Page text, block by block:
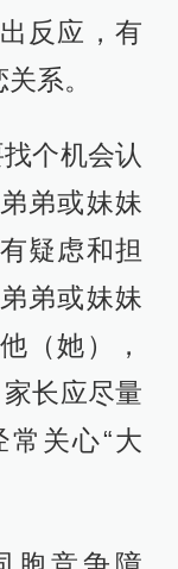
反应，有
系。
个机会认
弟或妹妹
疑虑和担
弟或妹妹
（她），
长应尽量
关心“大